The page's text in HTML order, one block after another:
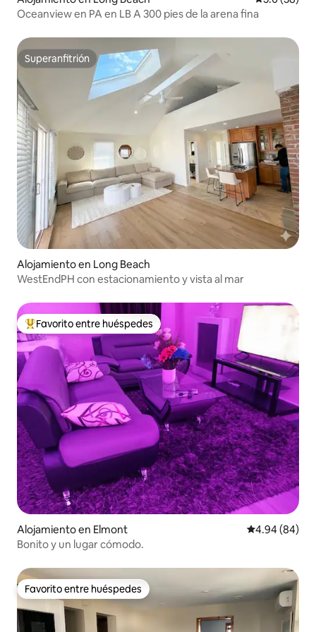
Oceanview en PA en LB A 300 pies de la arena fina
Superanfitrión
Superanfitrión
Alojamiento en Long Beach
WestEndPH con estacionamiento y vista al mar
Favorito entre huéspedes preferido
Favorito entre huéspedes
Alojamiento en Elmont Calificación
4.94 (84)
Bonito y un lugar cómodo.
Favorito entre huéspedes
Favorito entre huéspedes